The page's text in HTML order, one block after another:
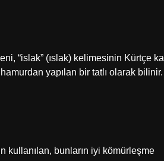
“islak” (ıslak) kelimesinin Kürtçe
yapılan bir tatlı olarak bilinir.
kullanılan, bunların iyi kömürleşme